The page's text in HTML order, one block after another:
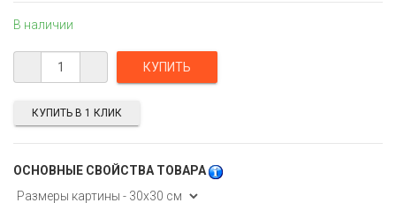
В наличии
ОСНОВНЫЕ СВОЙСТВА ТОВАРА
КУПИТЬ В 1 КЛИК